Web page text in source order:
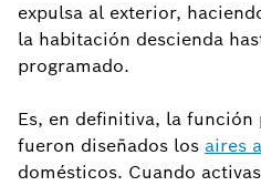
expulsa al exterior,
la habitación descienda
programado.
Es, en definitiva, la
fueron diseñados los aires
domésticos. Cuando